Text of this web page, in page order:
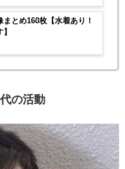
まとめ160枚【水着あり！
の活動